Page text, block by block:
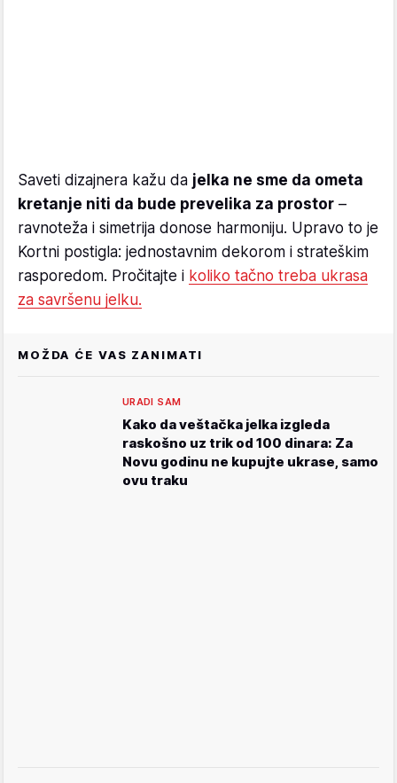
Saveti dizajnera kažu da jelka ne sme da ometa
kretanje niti da bude prevelika za prostor –
ravnoteža i simetrija donose harmoniju. Upravo to je
Kortni postigla: jednostavnim dekorom i strateškim
rasporedom. Pročitajte i koliko tačno treba ukrasa
za savršenu jelku.
MOŽDA ĆE VAS ZANIMATI
URADI SAM
Kako da veštačka jelka izgleda
raskošno uz trik od 100 dinara: Za
Novu godinu ne kupujte ukrase, samo
ovu traku